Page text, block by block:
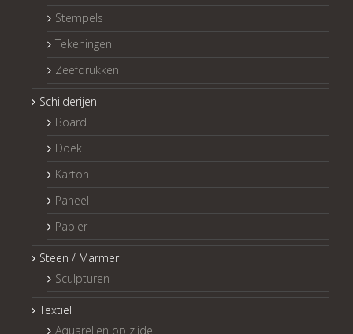
Stempels
Tekeningen
Zeefdrukken
Schilderijen
Board
Doek
Karton
Paneel
Papier
Steen / Marmer
Sculpturen
Textiel
Aquarellen op zijde